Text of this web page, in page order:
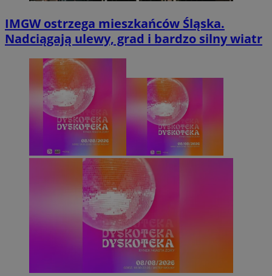
IMGW ostrzega mieszkańców Śląska.
Nadciągają ulewy, grad i bardzo silny wiatr